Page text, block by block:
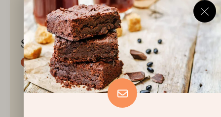
Serveren
Haal de puddingen eruit en serveer ze
meteen, terwijl ze op hun hoogst zijn. Dat ze
na een paar minuten iets inzakken, is heel